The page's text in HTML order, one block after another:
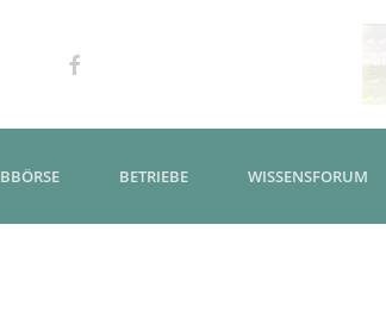
BETRIEBE WISSENSFORUM